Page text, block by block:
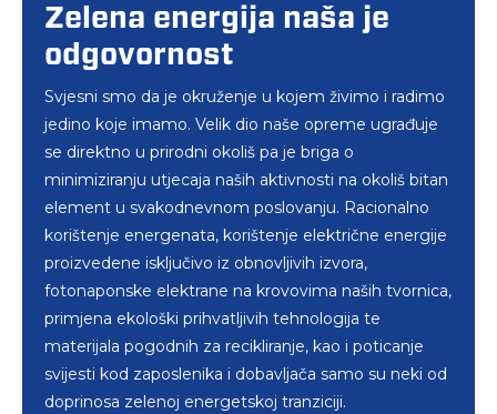
Zelena energija naša je
odgovornost
Svjesni smo da je okruženje u kojem živimo i radimo
jedino koje imamo. Velik dio naše opreme ugrađuje
se direktno u prirodni okoliš pa je briga o
minimiziranju utjecaja naših aktivnosti na okoliš bitan
element u svakodnevnom poslovanju. Racionalno
korištenje energenata, korištenje električne energije
proizvedene isključivo iz obnovljivih izvora,
fotonaponske elektrane na krovovima naših tvornica,
primjena ekološki prihvatljivih tehnologija te
materijala pogodnih za recikliranje, kao i poticanje
svijesti kod zaposlenika i dobavljača samo su neki od
doprinosa zelenoj energetskoj tranziciji.
Pred nama je vrijeme
održivosti i inovacija
Inspirirani izazovima nastavljamo sa svojom misijom
– razvijamo suvremena elektroindustrijska rješenja te
pridonosimo lokalnoj proizvodnji i energetskoj
održivosti društva.
Naša je vizija razvijati područja u kojima možemo
osigurati najvišu dodanu vrijednost, a naglasak
stavljamo na energiju vjetra, sunca i vode. Predani
smo razvoju tehnologija i proizvoda koji će spajati
zeleno i napredno. Tako i svojim partnerima
pomažemo da budu u tijeku s globalnom
inicijativom i standardima.